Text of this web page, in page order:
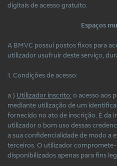
digitais de acesso gratuito.
Espaços
A BMVC possui postos fixos para
utilizador usufruir deste serviço,
1. Condições de acesso:
a ) Utilizador inscrito:o acesso aos
mediante utilização de um
fornecido no ato de inscrição. É da
utilizador o bom uso dessas
a sua confidencialidade de modo a
terceiros. O utilizador
disponibilizados apenas para fins